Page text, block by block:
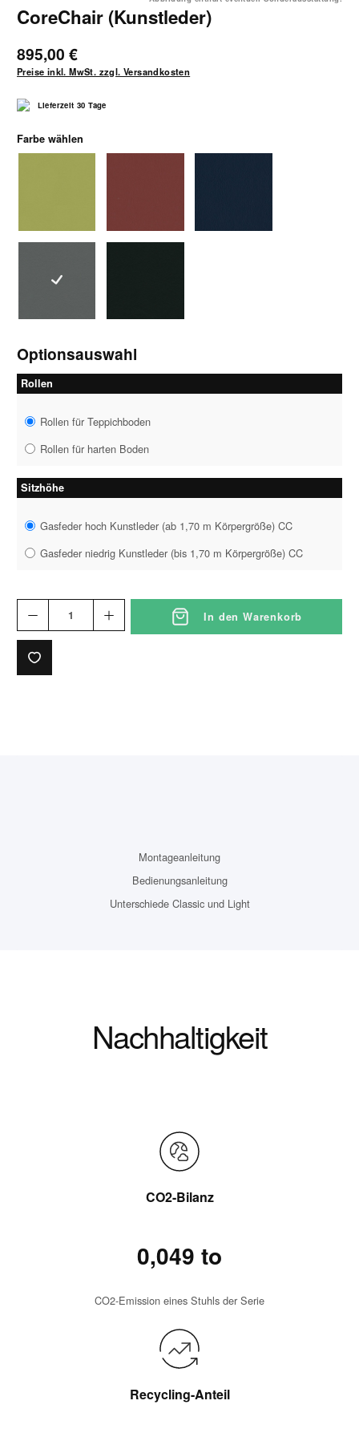
CoreChair (Kunstleder)
895,00 €
Preise inkl. MwSt. zzgl. Versandkosten
Lieferzeit 30 Tage
Farbe wählen
Kunstleder schiefergrau
Optionsauswahl
Rollen
Rollen für Teppichboden
Rollen für harten Boden
Sitzhöhe
Gasfeder hoch Kunstleder (ab 1,70 m Körpergröße) CC
Gasfeder niedrig Kunstleder (bis 1,70 m Körpergröße) CC
In den Warenkorb
Montageanleitung
Bedienungsanleitung
Unterschiede Classic und Light
Nachhaltigkeit
CO2-Bilanz
0,049 to
CO2-Emission eines Stuhls der Serie
Recycling-Anteil